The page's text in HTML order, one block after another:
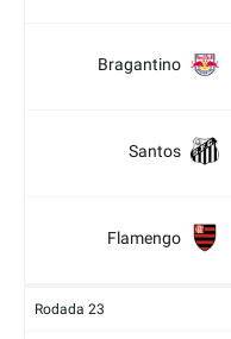
Bragantino
Santos
Flamengo
Rodada 23